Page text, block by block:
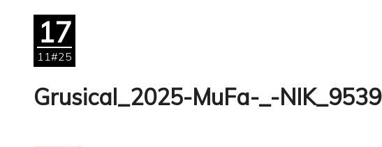
17
11#25
Grusical_2025-MuFa-_-NIK_9539